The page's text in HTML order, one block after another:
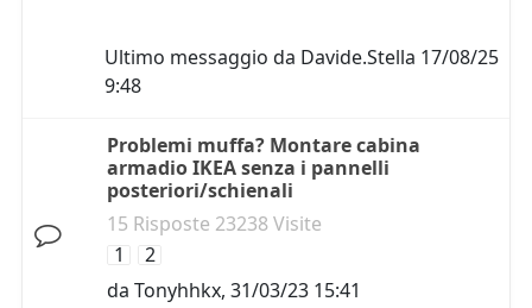
Ultimo messaggio da Davide.Stella 17/08/25
9:48
Problemi muffa? Montare cabina
armadio IKEA senza i pannelli
posteriori/schienali
15 Risposte 23238 Visite
1
2
da Tonyhhkx, 31/03/23 15:41